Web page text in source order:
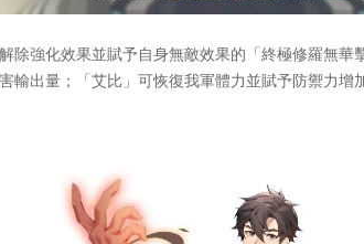
強化效果並賦予自身無敵效果的「終極修羅無
出量；「艾比」可恢復我軍體力並賦予防禦力增